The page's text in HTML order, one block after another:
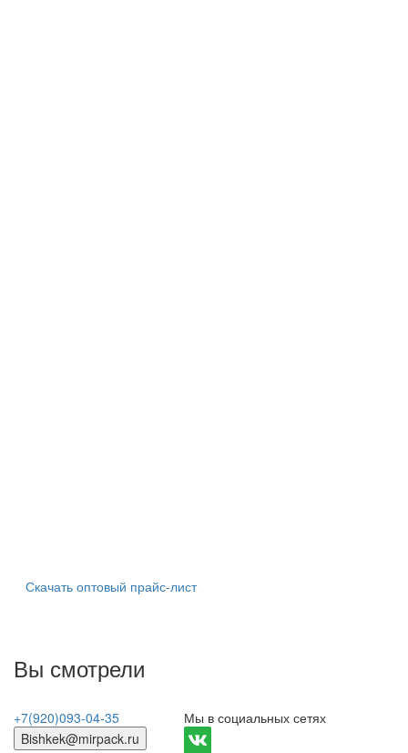
Скачать оптовый прайс-лист
Вы смотрели
+7(920)093-04-35
Bishkek@mirpack.ru
Мы в социальных сетях